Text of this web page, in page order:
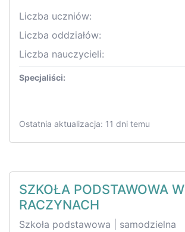
Liczba uczniów:
Liczba oddziałów:
Liczba nauczycieli:
Specjaliści:
Ostatnia aktualizacja: 11 dni temu
SZKOŁA PODSTAWOWA W
RACZYNACH
Szkoła podstawowa | samodzielna